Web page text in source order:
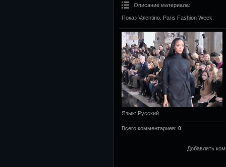
Описание материала:
Показ Valentino. Paris Fashion Week.
Язык: Русский
Всего комментариев: 0
Добавлять